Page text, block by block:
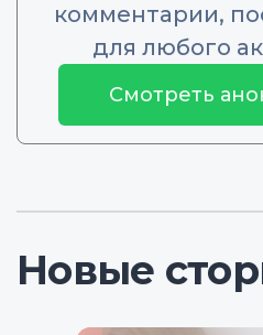
комментарии,
для любого
Смотреть
Новые